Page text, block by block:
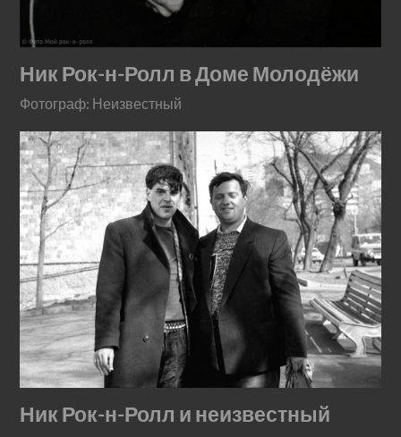
Ник Рок-н-Ролл в Доме Молодёжи
Фотограф: Неизвестный
Ник Рок-н-Ролл и неизвестный